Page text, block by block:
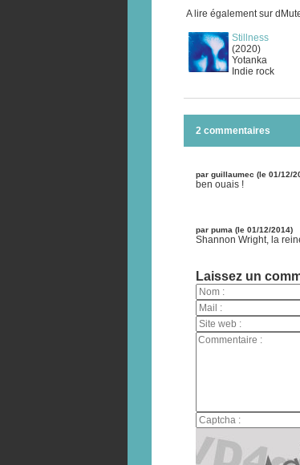
A lire également sur
Stillness
(2020)
Yotanka
Indie rock
2 commentaires
par guillaumec (le 01/12/
ben ouais !
par puma (le 01/12/2014)
Shannon Wright, la
Laissez un